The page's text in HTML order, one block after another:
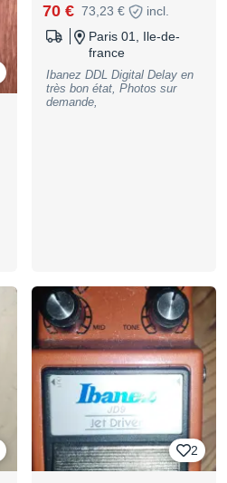
70 € 73,23 €
incl.
Paris 01, Ile-de-
france
Ibanez DDL Digital Delay en
très bon état, Photos sur
demande,
2